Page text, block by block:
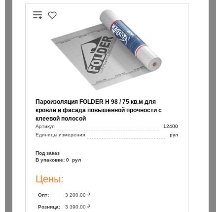
Пароизоляция FOLDER H 98 / 75 кв.м для
кровли и фасада повышенной прочности с
клеевой полосой
Артикул
12400
Единицы измерения
рул
Под заказ
В упаковке: 0 рул
Цены:
Опт: 3 200.00 ₽
Розница: 3 390.00 ₽